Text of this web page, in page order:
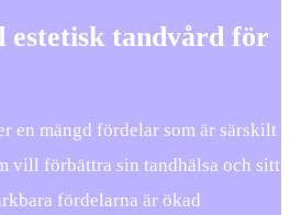
estetisk tandvård för
en mängd fördelar som är särskilt
vill förbättra sin tandhälsa och sitt
fördelarna är ökad